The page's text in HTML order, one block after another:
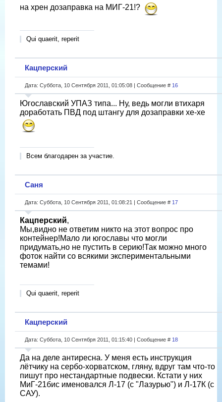
на хрен дозаправка на МИГ-21!?
Qui quaerit, reperit
Кацперский
Дата: Суббота, 10 Сентября 2011, 01:05:08 | Сообщение # 16
Югославский УПАЗ типа... Ну, ведь могли втихаря
доработать ПВД под штангу для дозаправки хе-хе
Всем благодарен за участие.
Саня
Дата: Суббота, 10 Сентября 2011, 01:08:21 | Сообщение # 17
Кацперский,
Мы,видно не ответим никто на этот вопрос про
контейнер!Мало ли югославы что могли
придумать,но не пустить в серию!Так можно много
фоток найти со всякими экспериментальными
темами!
Qui quaerit, reperit
Кацперский
Дата: Суббота, 10 Сентября 2011, 01:15:40 | Сообщение # 18
Да на деле антиресна. У меня есть инструкция
лётчику на сербо-хорватском, гляну, вдруг там что-то
пишут про нестандартные подвески. Кстати у них
МиГ-21бис именовался Л-17 (с "Лазурью") и Л-17К (с
САУ).